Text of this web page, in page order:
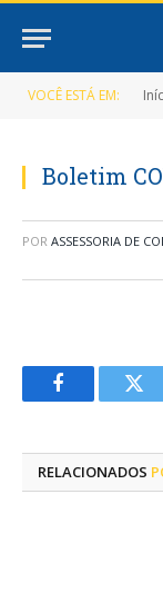
VOCÊ ESTÁ EM:
Boletim
POR ASSESSORIA DE
Facebook
RELACIONADOS